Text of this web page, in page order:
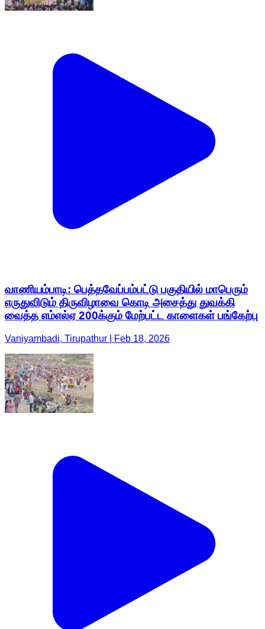
வாணியம்பாடி: பெத்தவேப்பம்பட்டு பகுதியில் மாபெரும்
எருதுவிடும் திருவிழாவை கொடி அசைத்து துவக்கி
வைத்த எம்எல்ஏ 200க்கும் மேற்பட்ட காளைகள் பங்கேற்பு
Vaniyambadi, Tirupathur | Feb 18, 2026